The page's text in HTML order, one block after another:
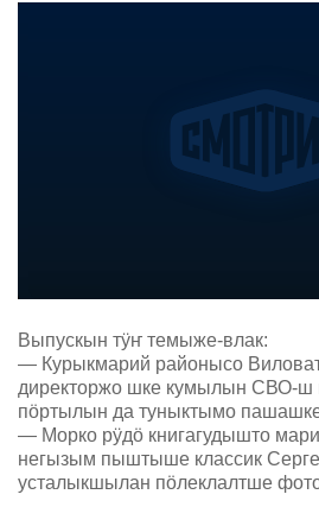
Выпускын тӱҥ темыже-влак:
— Курыкмарий районысо
директоржо шке кумылын СВО-ш
пӧртылын да туныктымо
— Морко рӱдӧ книгагудышто
негызым пыштыше классик
усталыкшылан пӧлеклалтше